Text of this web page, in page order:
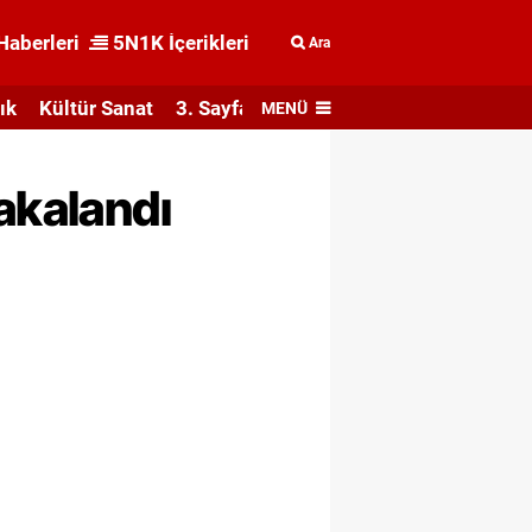
5N1K İçerikleri Ara
Kültür Sanat 3. Sayfa MENÜ